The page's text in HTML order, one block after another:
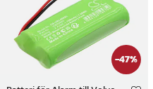
-47%